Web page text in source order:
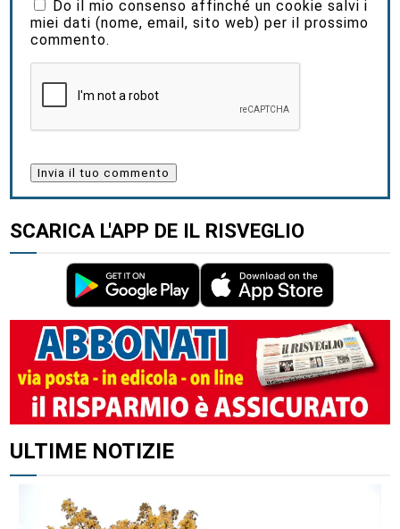
Do il mio consenso affinché un cookie salvi i
miei dati (nome, email, sito web) per il prossimo
commento.
SCARICA L'APP DE IL RISVEGLIO
ULTIME NOTIZIE